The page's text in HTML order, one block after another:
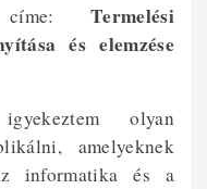
címe: Termelési
és elemzése
amelyeknek
informatika és a